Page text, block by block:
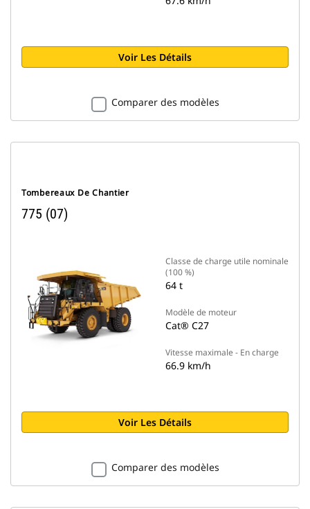
Voir Les Détails
Comparer des modèles
Tombereaux De Chantier
775 (07)
Classe de charge utile nominale
(100 %)
64 t
Modèle de moteur
Cat® C27
Vitesse maximale - En charge
66.9 km/h
Voir Les Détails
Comparer des modèles